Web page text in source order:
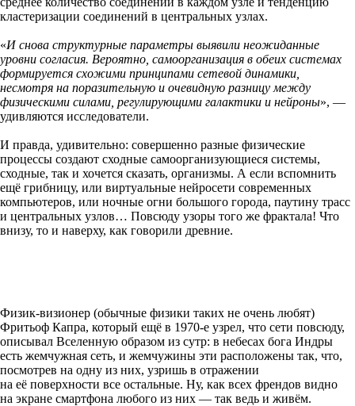
кластеризации соединений в центральных узлах.
«И снова структурные параметры выявили неожиданные
уровни согласия. Вероятно, самоорганизация в обеих системах
формируется схожими принципами сетевой динамики,
несмотря на поразительную и очевидную разницу между
физическими силами, регулирующими галактики и нейроны», —
удивляются исследователи.
И правда, удивительно: совершенно разные физические
процессы создают сходные самоорганизующиеся системы,
сходные, так и хочется сказать, организмы. А если вспомнить
ещё грибницу, или виртуальные нейросети современных
компьютеров, или ночные огни большого города, паутину трасс
и центральных узлов… Повсюду узоры того же фрактала! Что
внизу, то и наверху, как говорили древние.
Физик-визионер (обычные физики таких не очень любят)
Фритьоф Капра, который ещё в 1970-е узрел, что сети повсюду,
описывал Вселенную образом из сутр: в небесах бога Индры
есть жемчужная сеть, и жемчужины эти расположены так, что,
посмотрев на одну из них, узришь в отражении
на её поверхности все остальные. Ну, как всех френдов видно
на экране смартфона любого из них — так ведь и живём.